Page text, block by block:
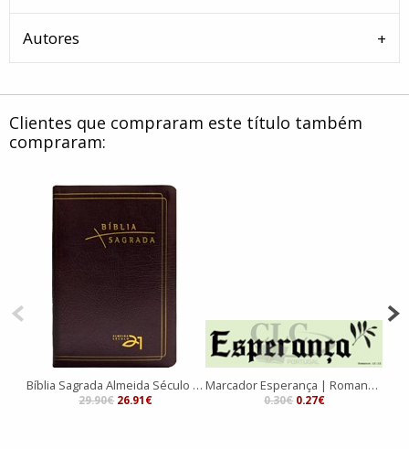
Autores
Clientes que compraram este título também
compraram:
Bíblia Sagrada Almeida Século 21 com referências cruzadas
29.90€ 26.91€
Marcador Esperança | Romanos 12:12 |
0.30€ 0.27€